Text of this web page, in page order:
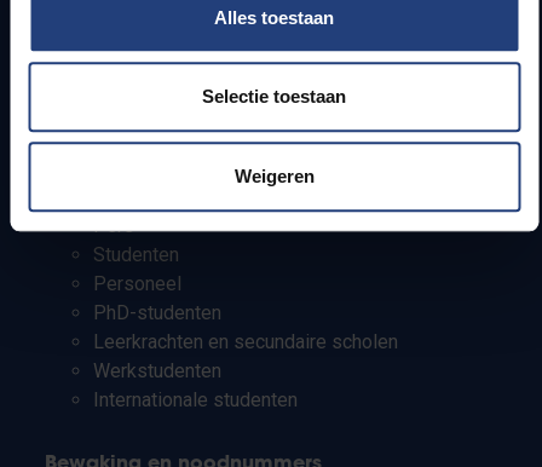
Alles toestaan
Selectie toestaan
Weigeren
Onderzoeksgroepen
Campusfaciliteiten
Pers
Studenten
Personeel
PhD-studenten
Leerkrachten en secundaire scholen
Werkstudenten
Internationale studenten